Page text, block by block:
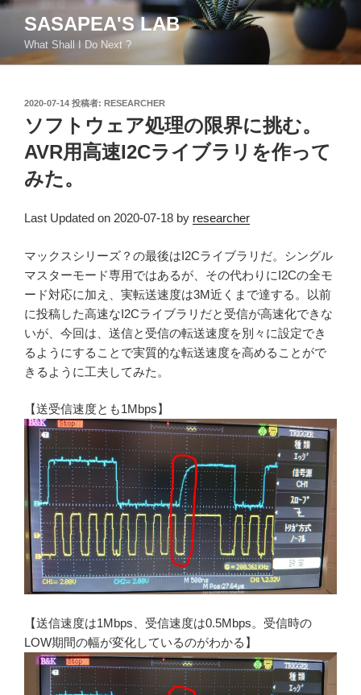
コ
ン
SASAPEA'S LAB
What Shall I Do Next ?
投
稿
日:
2020-07-14 投稿者: RESEARCHER
ソフトウェア処理の限界に挑む。
AVR用高速I2Cライブラリを作って
みた。
Last Updated on 2020-07-18 by researcher
マックスシリーズ？の最後はI2Cライブラリだ。シングル
マスターモード専用ではあるが、その代わりにI2Cの全モ
ード対応に加え、実転送速度は3M近くまで達する。以前
に投稿した高速なI2Cライブラリだと受信が高速化できな
いが、今回は、送信と受信の転送速度を別々に設定でき
るようにすることで実質的な転送速度を高めることがで
きるように工夫してみた。
【送受信速度とも1Mbps】
【送信速度は1Mbps、受信速度は0.5Mbps。受信時の
LOW期間の幅が変化しているのがわかる】